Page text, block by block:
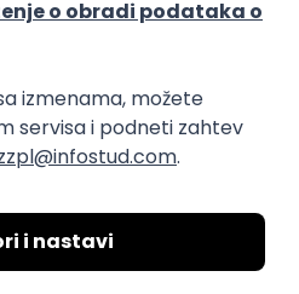
podižemo
IT tržišta rada i